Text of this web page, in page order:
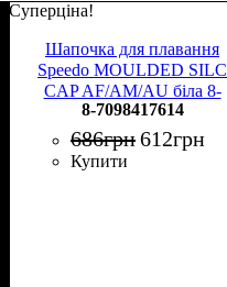
Суперціна!
Шапочка для плавання
Speedo MOULDED SILC
CAP AF/AM/AU біла 8-
7098417614
8-7098417614
686грн612грн
Купити